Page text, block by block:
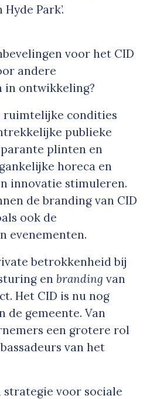
Park’.
voor het CID
andere
ontwikkeling?
condities
publieke
plinten en
horeca en
innovatie stimuleren.
de branding van CID
ook de
evenementen.
betrokkenheid bij
en branding van
Het CID is nu nog
de gemeente. Van
een grotere rol
van het
voor sociale